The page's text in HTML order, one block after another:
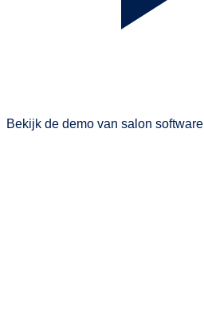
Bekijk de demo van salon software